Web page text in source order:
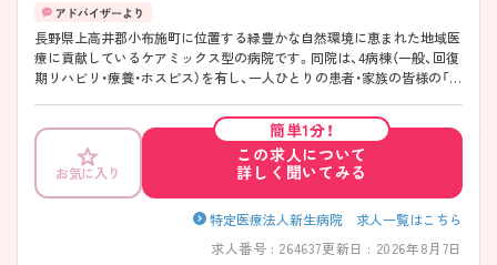
長野県上高井郡小布施町に位置する緑豊かな自然環境に恵まれた地域医
療に貢献しているケアミックス型の病院です。同院は、4病棟（一般、回復
期リハビリ・療養・ホスピス）を有し、一人ひとりの患者・家族の皆様の「生
の指導を始めとした教育体制を整備していますのでキャリアアップを目
指せる環境です。 ご興味ある方には、面接対策ポイントなど、さらに詳細
をお話しいたしますのでお気軽にご相談ください。
お気に入り
簡単1分！
この求人について
詳しく聞いてみる
特定医療法人新生病院 求人一覧はこちら
求人番号 : 264637更新日 : 2026年8月7日